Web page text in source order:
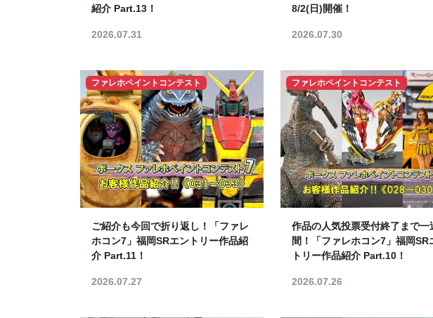
紹介 Part.13！
2026.07.31
8/2(日)開催！
2026.07.30
ファレホペイントコンテスト
ご紹介も今回で折り返し！「ファレ
ホコン7」福岡SRエントリー作品紹
介 Part.11！
2026.07.27
ファレホペイントコンテスト
作品の人気投票受付終了まで一
間！「ファレホコン7」福岡SR
トリー作品紹介 Part.10！
2026.07.26